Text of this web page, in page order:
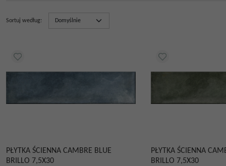
Sortuj według:
PŁYTKA ŚCIENNA CAMBRE BLUE
BRILLO 7,5X30
PŁYTKA ŚCIENNA
BRILLO 7,5X30